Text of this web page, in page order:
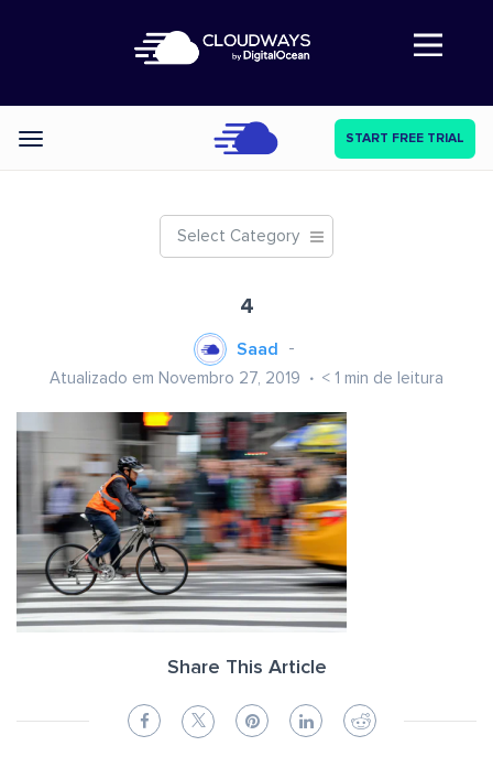
Abre a navegação
Categories START FREE TRIAL
Select Category
4
Saad
Atualizado em Novembro 27, 2019 < 1 min de leitura
Share This Article